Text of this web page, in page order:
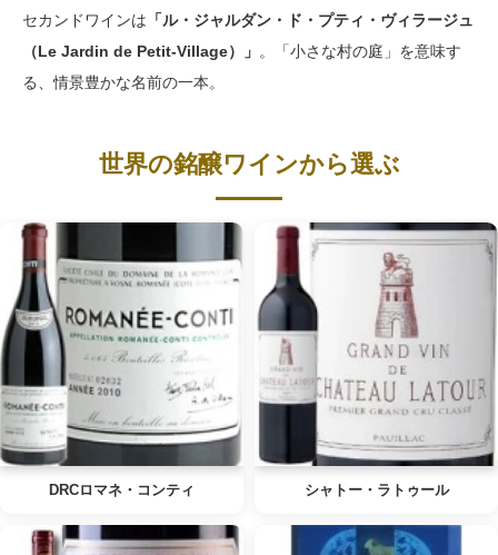
セカンドワインは 「ル・ジャルダン・ド・プティ・ヴィラージュ
（Le Jardin de Petit-Village）」 。「小さな村の庭」を意味す
る、情景豊かな名前の一本。
世界の銘醸ワインから選ぶ
DRCロマネ・コンティ シャトー・ラトゥール